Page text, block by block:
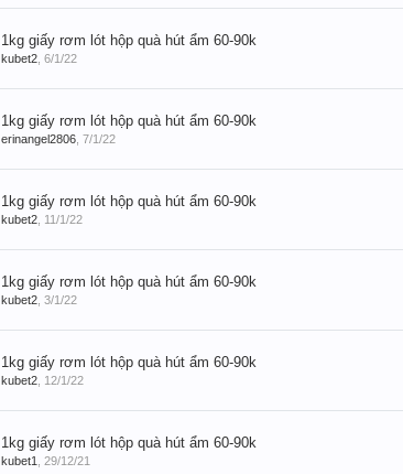
1kg giấy rơm lót hộp quà hút ẩm 60-90k
kubet2 6/1/22
1kg giấy rơm lót hộp quà hút ẩm 60-90k
erinangel2806 7/1/22
1kg giấy rơm lót hộp quà hút ẩm 60-90k
kubet2 11/1/22
1kg giấy rơm lót hộp quà hút ẩm 60-90k
kubet2 3/1/22
1kg giấy rơm lót hộp quà hút ẩm 60-90k
kubet2 12/1/22
1kg giấy rơm lót hộp quà hút ẩm 60-90k
kubet1 29/12/21